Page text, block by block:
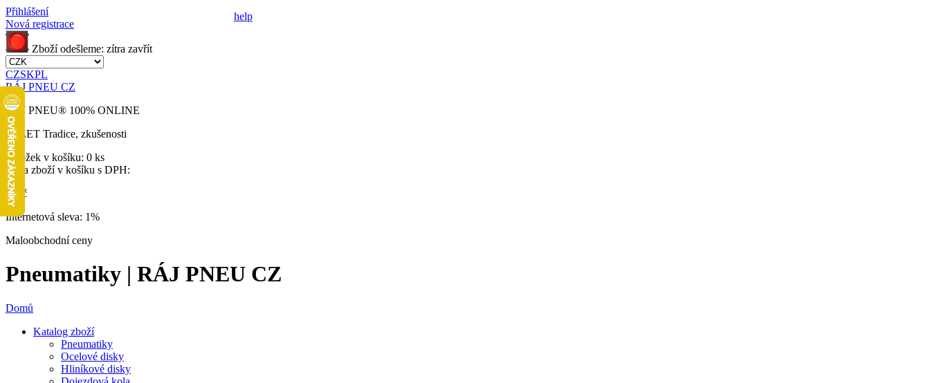
Přihlášení
Nová registrace
Zboží odešleme: zítra zavřít
CZSKPL
RÁJ PNEU CZ
RÁJ PNEU® 100% ONLINE
32 LET Tradice, zkušenosti
Položek v košíku: 0 ks
Cena zboží v košíku s DPH:
0 Kč
Internetová sleva: 1%
Maloobchodní ceny
Pneumatiky | RÁJ PNEU CZ
Domů
Katalog zboží
Pneumatiky
Ocelové disky
Hliníkové disky
help